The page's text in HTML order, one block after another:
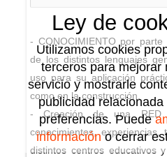
- CONOCIMIENTO por
de los distintos lenguajes
uso para su aplicación
como en la construcción.
- Creación de una RED
conocimientos,
distintos centros educativos
Ley de
Utilizamos cookies
terceros para mejorar
servicio y mostrarle
publicidad relacionada
preferencias. Puede
informacióno cerrar